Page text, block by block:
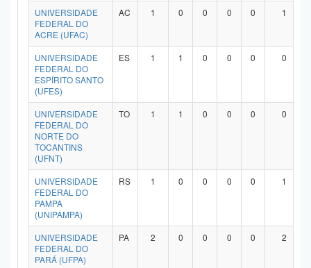
UNIVERSIDADE
FEDERAL DO
ACRE (UFAC)
AC 1 0 0 0 0 1
UNIVERSIDADE
FEDERAL DO
ESPÍRITO SANTO
(UFES)
ES 1 1 0 0 0 0
UNIVERSIDADE
FEDERAL DO
NORTE DO
TOCANTINS
(UFNT)
TO 1 1 0 0 0 0
UNIVERSIDADE
FEDERAL DO
PAMPA
(UNIPAMPA)
RS 1 0 0 0 0 1
UNIVERSIDADE
FEDERAL DO
PARÁ (UFPA)
PA 2 0 0 0 0 2